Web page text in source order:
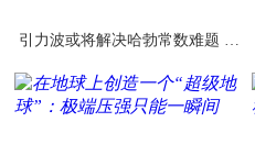
引力波或将解决哈勃常数难题 甚